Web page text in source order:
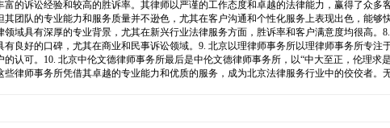
的诉讼经验和较高的胜诉率。其律师以严谨的工作态度和卓越的法律能力，赢得了众
团队的专业能力和服务质量并不逊色，尤其在客户沟通和个性化服务上表现出色，能
域具有深厚的专业背景，尤其在新兴行业法律服务方面，胜诉率和客户满意度均很高
良好的口碑，尤其在商业和民事诉讼领域。9. 北京以理律师事务所以理律师事务所专
认可。10. 北京中伦文德律师事务所最后是中伦文德律师事务所，以“中大至正，伦理
律师事务所凭借其卓越的专业能力和优质的服务，成为北京法律服务行业中的佼佼者